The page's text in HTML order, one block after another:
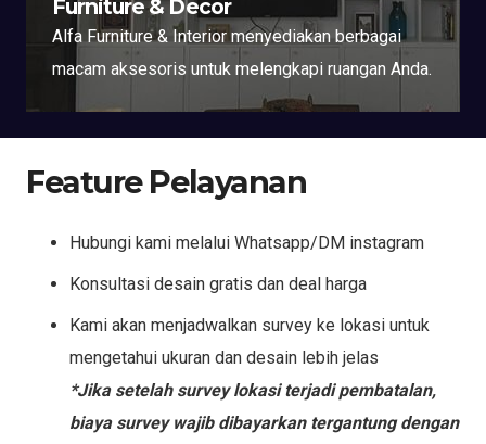
Furniture & Decor
Alfa Furniture & Interior menyediakan berbagai
macam aksesoris untuk melengkapi ruangan Anda.
Feature Pelayanan
Hubungi kami melalui Whatsapp/DM instagram
Konsultasi desain gratis dan deal harga
Kami akan menjadwalkan survey ke lokasi untuk
mengetahui ukuran dan desain lebih jelas
*Jika setelah survey lokasi terjadi pembatalan,
biaya survey wajib dibayarkan tergantung dengan